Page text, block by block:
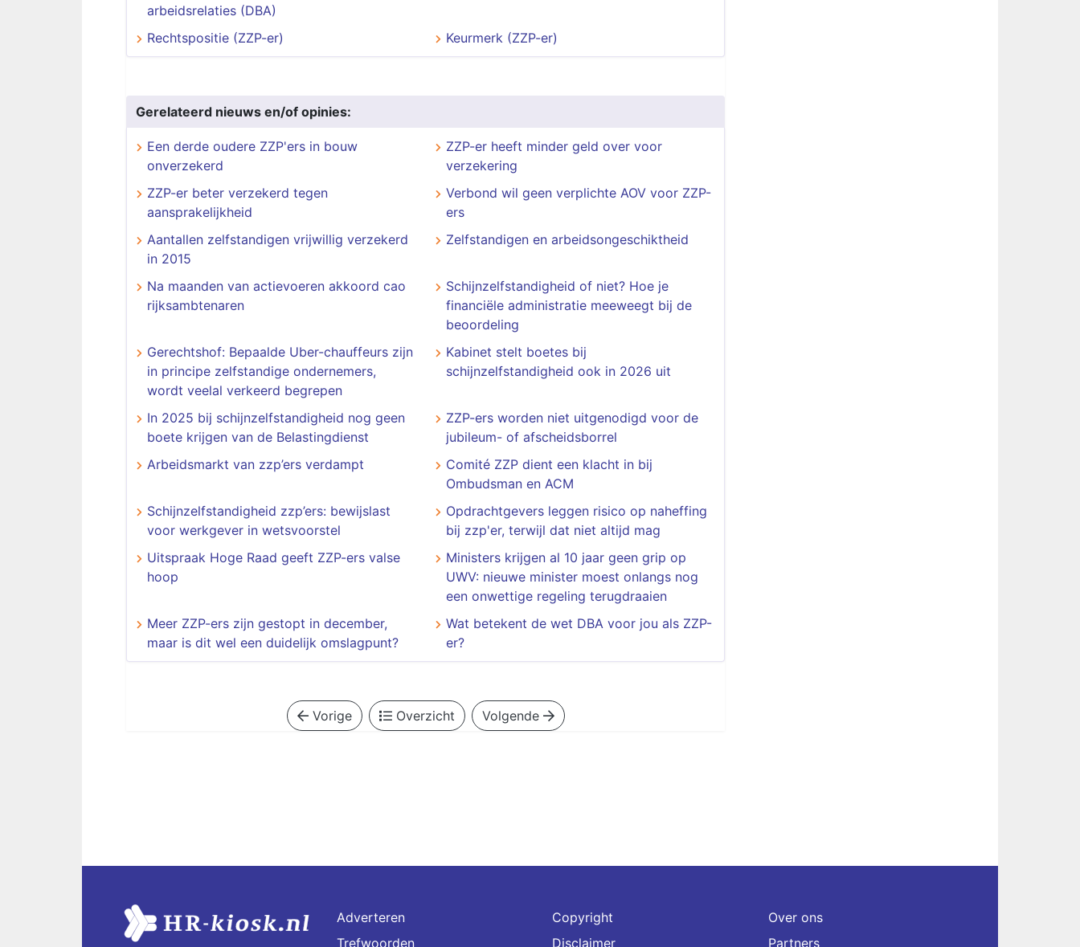
arbeidsrelaties (DBA)
Rechtspositie (ZZP-er) Keurmerk (ZZP-er)
Gerelateerd nieuws en/of opinies:
Een derde oudere ZZP'ers in bouw
onverzekerd
ZZP-er heeft minder geld over voor
verzekering
ZZP-er beter verzekerd tegen
aansprakelijkheid
Verbond wil geen verplichte AOV voor ZZP-
ers
Aantallen zelfstandigen vrijwillig verzekerd
in 2015
Zelfstandigen en arbeidsongeschiktheid
Na maanden van actievoeren akkoord cao
rijksambtenaren
Schijnzelfstandigheid of niet? Hoe je
financiële administratie meeweegt bij de
beoordeling
Gerechtshof: Bepaalde Uber-chauffeurs zijn
in principe zelfstandige ondernemers,
wordt veelal verkeerd begrepen
Kabinet stelt boetes bij
schijnzelfstandigheid ook in 2026 uit
In 2025 bij schijnzelfstandigheid nog geen
boete krijgen van de Belastingdienst
​​​​​​​ZZP-ers worden niet uitgenodigd voor de
jubileum- of afscheidsborrel
Arbeidsmarkt van zzp’ers verdampt
Comité ZZP dient een klacht in bij
Ombudsman en ACM
Schijnzelfstandigheid zzp’ers: bewijslast
voor werkgever in wetsvoorstel
Opdrachtgevers leggen risico op naheffing
bij zzp'er, terwijl dat niet altijd mag
Uitspraak Hoge Raad geeft ZZP-ers valse
hoop
Ministers krijgen al 10 jaar geen grip op
UWV: nieuwe minister moest onlangs nog
een onwettige regeling terugdraaien
Meer ZZP-ers zijn gestopt in december,
maar is dit wel een duidelijk omslagpunt?
Wat betekent de wet DBA voor jou als ZZP-
er?
Vorige Overzicht Volgende
Adverteren
Trefwoorden
Copyright
Disclaimer
Over ons
Partners